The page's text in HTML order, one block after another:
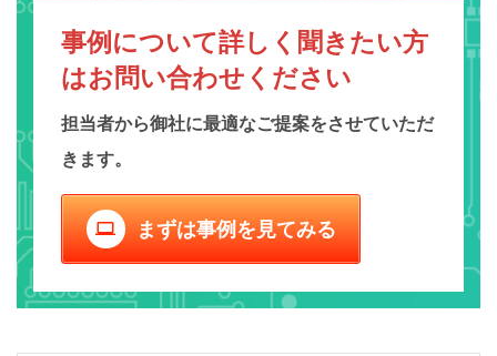
事例について詳しく聞きたい方
はお問い合わせください
担当者から御社に最適なご提案をさせていただ
きます。
computer まずは事例を見てみる